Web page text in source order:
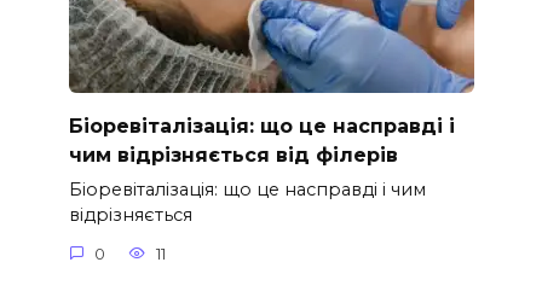
Біоревіталізація: що це насправді і
чим відрізняється від філерів
Біоревіталізація: що це насправді і чим
відрізняється
0 11